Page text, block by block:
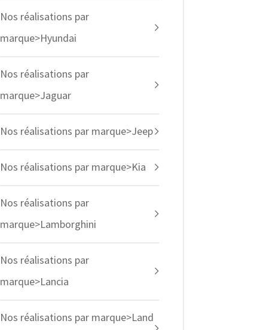
Nos réalisations par
marque>Hyundai
Nos réalisations par
marque>Jaguar
Nos réalisations par marque>Jeep
Nos réalisations par marque>Kia
Nos réalisations par
marque>Lamborghini
Nos réalisations par
marque>Lancia
Nos réalisations par marque>Land